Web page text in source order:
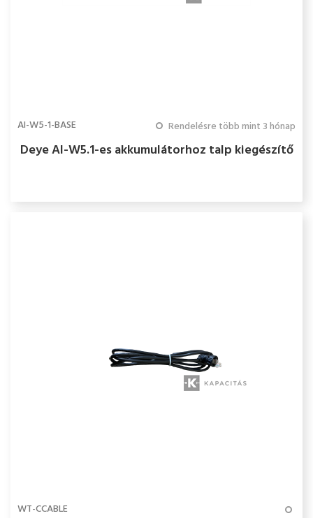
AI-W5-1-BASE Rendelésre több mint 3 hónap
Deye AI-W5.1-es akkumulátorhoz talp kiegészítő
WT-CCABLE